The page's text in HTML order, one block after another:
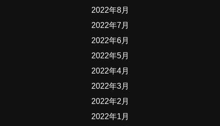
2022年8月
2022年7月
2022年6月
2022年5月
2022年4月
2022年3月
2022年2月
2022年1月